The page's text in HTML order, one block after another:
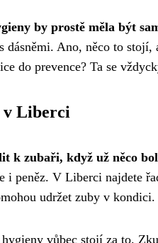
by prostě měla být
dásněmi. Ano, něco to
do prevence? Ta se
v Liberci
k zubaři, když už něco
i peněz. V Liberci najdete
udržet zuby v kondici.
vůbec stojí za to.